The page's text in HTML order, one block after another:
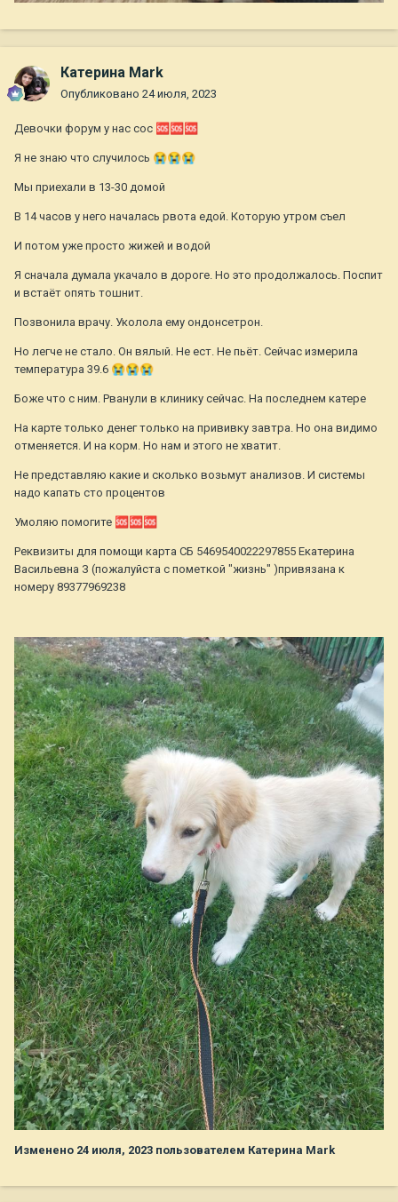
Катерина Mark
Опубликовано 24 июля, 2023
Девочки форум у нас сос 🆘 🆘 🆘
Я не знаю что случилось 😭😭😭
Мы приехали в 13-30 домой
В 14 часов у него началась рвота едой. Которую утром съел
И потом уже просто жижей и водой
Я сначала думала укачало в дороге. Но это продолжалось. Поспит
и встаёт опять тошнит.
Позвонила врачу. Уколола ему ондонсетрон.
Но легче не стало. Он вялый. Не ест. Не пьёт. Сейчас измерила
температура 39.6 😭😭😭
Боже что с ним. Рванули в клинику сейчас. На последнем катере
На карте только денег только на прививку завтра. Но она видимо
отменяется. И на корм. Но нам и этого не хватит.
Не представляю какие и сколько возьмут анализов. И системы
надо капать сто процентов
Умоляю помогите 🆘 🆘 🆘
Реквизиты для помощи карта СБ 5469540022297855 Екатерина
Васильевна З (пожалуйста с пометкой "жизнь" )привязана к
номеру 89377969238
Изменено 24 июля, 2023 пользователем Катерина Mark